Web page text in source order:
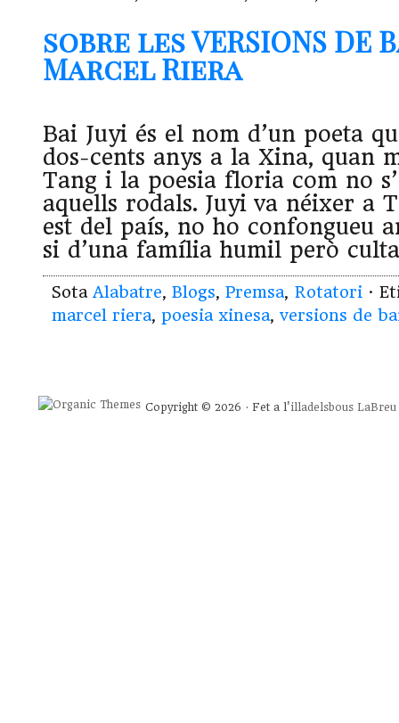
sobre les VERSIONS DE
Marcel Riera
Bai Juyi és el nom d’un poeta
dos-cents anys a la Xina, quan
Tang i la poesia floria com no
aquells rodals. Juyi va néixer a
est del país, no ho confongueu
si d’una família humil però
Sota Alabatre, Blogs, Premsa, Rotatori ·
marcel riera, poesia xinesa, versions de
Copyright © 2026 · Fet a l'illadelsbous